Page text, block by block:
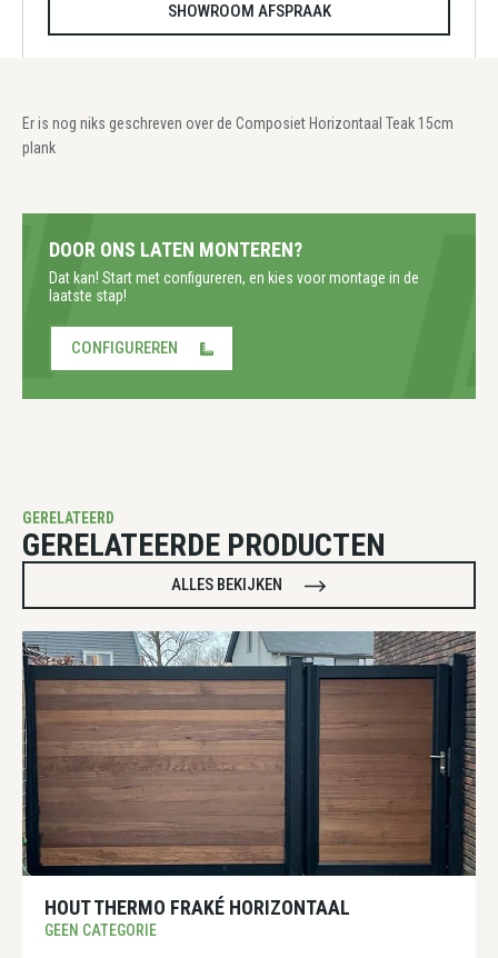
SHOWROOM AFSPRAAK
Er is nog niks geschreven over de Composiet Horizontaal Teak 15cm
plank
DOOR ONS LATEN MONTEREN?
Dat kan! Start met configureren, en kies voor montage in de
laatste stap!
CONFIGUREREN
GERELATEERD
GERELATEERDE PRODUCTEN
ALLES BEKIJKEN
HOUT THERMO FRAKÉ HORIZONTAAL
GEEN CATEGORIE